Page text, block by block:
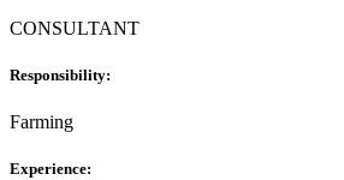
CONSULTANT
Responsibility:
Farming
Experience: